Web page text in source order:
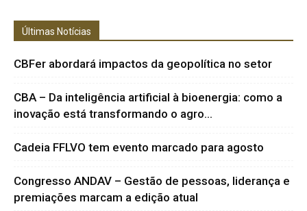
Últimas Notícias
CBFer abordará impactos da geopolítica no setor
CBA – Da inteligência artificial à bioenergia: como a
inovação está transformando o agro...
Cadeia FFLVO tem evento marcado para agosto
Congresso ANDAV – Gestão de pessoas, liderança e
premiações marcam a edição atual